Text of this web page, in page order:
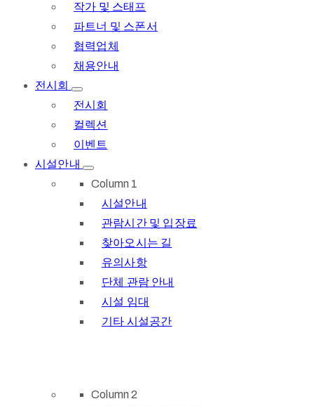
작가 및 스태프
파트너 및 스폰서
협력업체
채용안내
전시회
전시회
컬렉션
이벤트
시설안내
Column 1
시설안내
관람시간 및 입장료
찾아오시는 길
유의사항
단체 관람 안내
시설 임대
기타 시설공간
Column 2